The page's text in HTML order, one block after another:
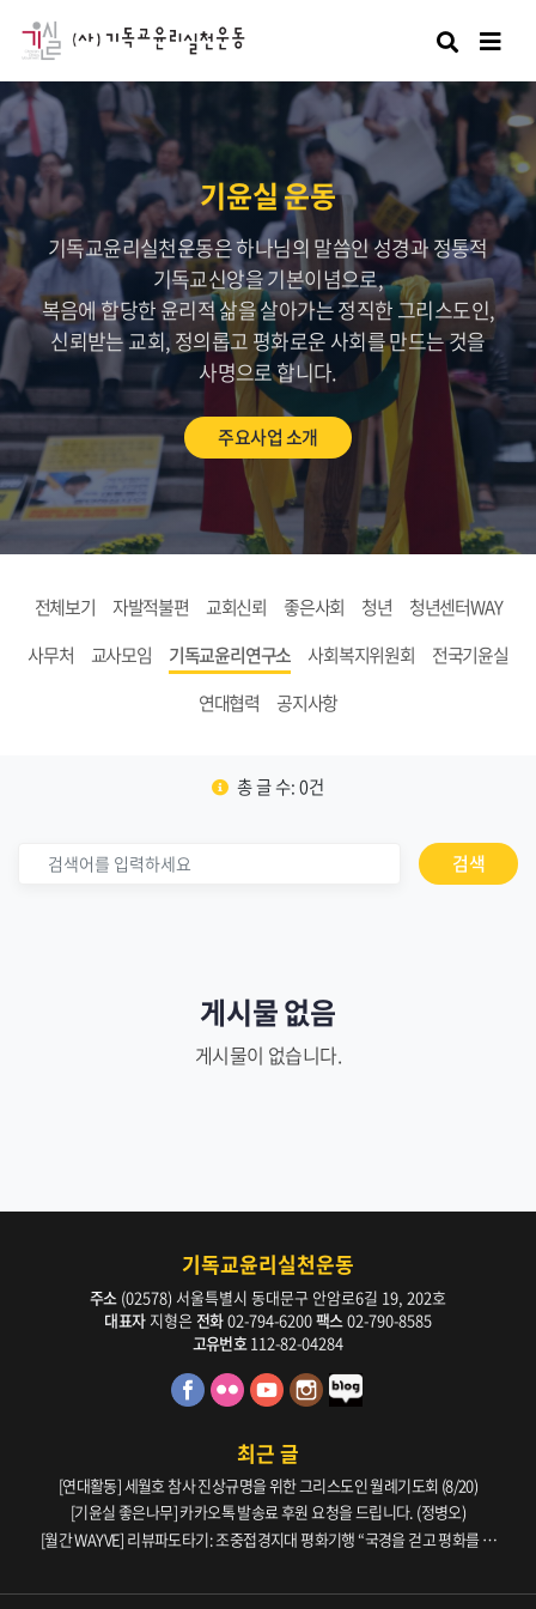
검색
기윤실 운동
기독교윤리실천운동은 하나님의 말씀인 성경과 정통적
기독교신앙을 기본이념으로,
복음에 합당한 윤리적 삶을 살아가는 정직한 그리스도인,
신뢰받는 교회, 정의롭고 평화로운 사회를 만드는 것을
사명으로 합니다.
주요사업 소개
전체보기 자발적불편 교회신뢰 좋은사회 청년
청년센터WAY
사무처
교사모임 기독교윤리연구소 사회복지위원회
전국기윤실
연대협력
공지사항
총 글 수: 0건
검색
게시물 없음
게시물이 없습니다.
기독교윤리실천운동
주소 (02578) 서울특별시 동대문구 안암로6길 19, 202호
대표자지형은 전화02-794-6200팩스 02-790-8585
고유번호 112-82-04284
최근 글
[연대활동] 세월호 참사 진상규명을 위한 그리스도인 월례기도회 (8/20)
[기윤실 좋은나무] 카카오톡 발송료 후원 요청을 드립니다. (정병오)
[월간 WAYVE] 리뷰파도타기: 조중접경지대 평화기행 “국경을 걷고 평화를 생